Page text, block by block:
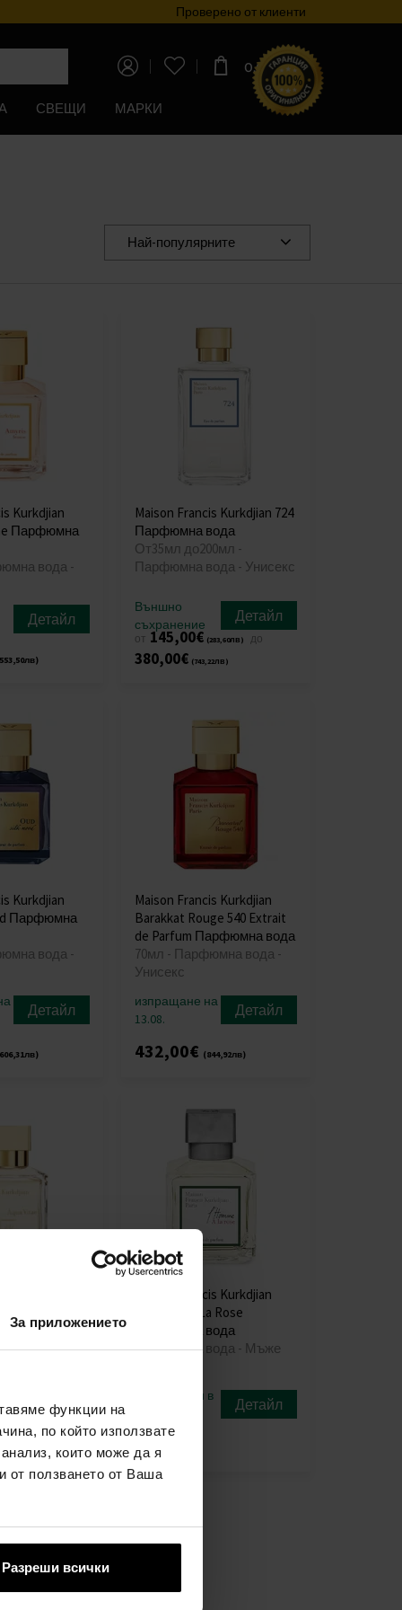
За приложението
функции на
по който използвате
които може да я
от ползването от Ваша
Разреши всички
Проверено от клиенти
0,00€ (0,00лв)
СВЕЩИ МАРКИ
Най-популярните
Kurkdjian
Парфюмна
вода -
Детайл
Maison Francis Kurkdjian 724
Парфюмна вода
От35мл до200мл -
Парфюмна вода - Унисекс
Външно
съхранение
Детайл
от 145,00€ (283,60лв) до
380,00€ (743,22лв)
Kurkdjian
Парфюмна
вода -
Детайл
Maison Francis Kurkdjian
Barakkat Rouge 540 Extrait
de Parfum Парфюмна вода
70мл - Парфюмна вода -
Унисекс
изпращане на
13.08.
Детайл
432,00€ (844,92лв)
- Унисекс
Детайл
Maison Francis Kurkdjian
L'Homme a La Rose
Парфюмна вода
Парфюмна вода - Мъже
недостъпен в
Детайл